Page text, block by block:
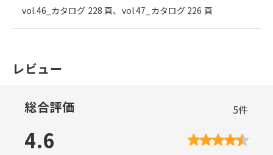
vol.46_カタログ 228 頁、vol.47_カタログ 226 頁
レビュー
総合評価 5件
4.6